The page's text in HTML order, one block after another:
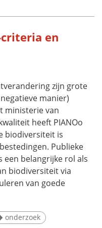
en
zijn grote
manier)
ministerie van
heeft PIANOo
biodiversiteit is
Publieke
belangrijke rol als
biodiversiteit via
van goede
onderzoek